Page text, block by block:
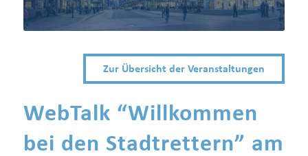
Zur Übersicht der Veranstaltungen
WebTalk “Willkommen
bei den Stadtrettern” am